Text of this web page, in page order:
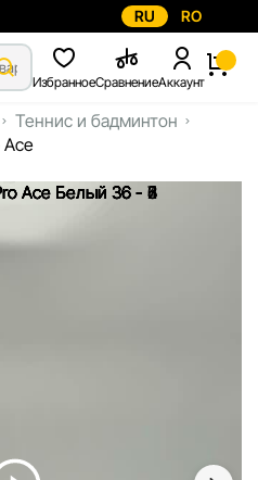
RU RO
ИзбранноеСравнениеАккаунт
Теннис и бадминтон
Ace